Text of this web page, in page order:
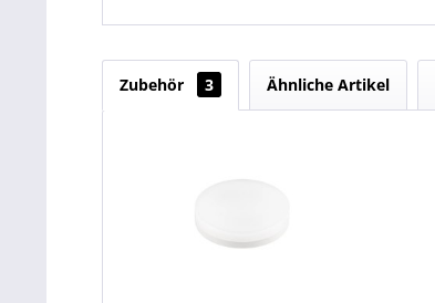
Zubehör 3 Ähnliche Artikel